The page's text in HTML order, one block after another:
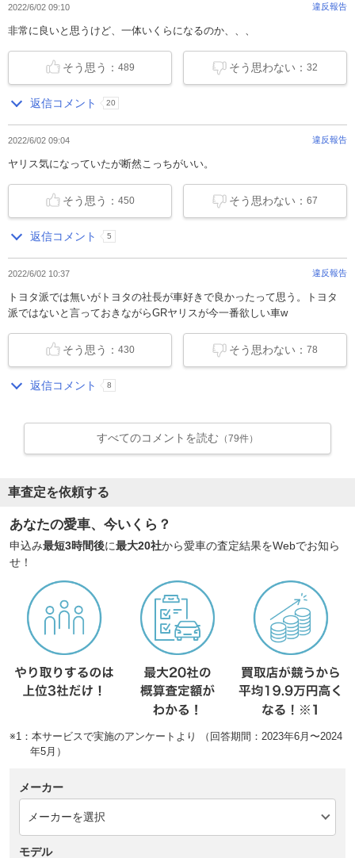
2022/6/02 09:10 違反報告
非常に良いと思うけど、一体いくらになるのか、、、
そう思わない： 32
そう思う： 489
返信コメント 20
2022/6/02 09:04 違反報告
ヤリス気になっていたが断然こっちがいい。
そう思わない： 67
そう思う： 450
返信コメント 5
2022/6/02 10:37 違反報告
トヨタ派では無いがトヨタの社長が車好きで良かったって思う。トヨタ
派ではないと言っておきながらGRヤリスが今一番欲しい車w
そう思わない： 78
そう思う： 430
返信コメント 8
すべてのコメントを読む （79件）
車査定を依頼する
あなたの愛車、今いくら？
申込み最短3時間後に最大20社から愛車の査定結果をWebでお知ら
せ！
※1：本サービスで実施のアンケートより （回答期間：2023年6月〜2024
年5月）
メーカー
モデル